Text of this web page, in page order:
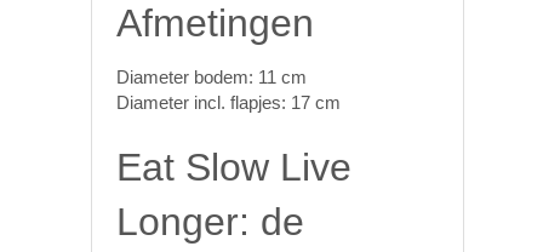
Afmetingen
Diameter bodem: 11 cm
Diameter incl. flapjes: 17 cm
Eat Slow Live
Longer: de